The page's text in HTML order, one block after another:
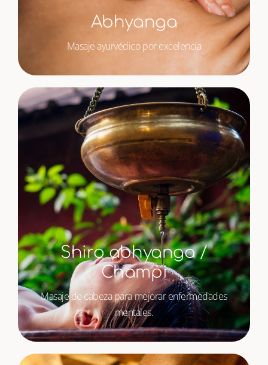
Abhyanga
Masaje ayurvédico por excelencia
Shiro abhyanga /
Champi
Masaje de cabeza para mejorar enfermedades
mentales.